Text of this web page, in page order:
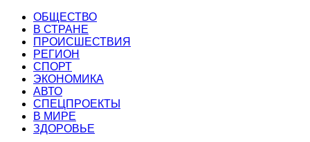
ОБЩЕСТВО
В СТРАНЕ
ПРОИСШЕСТВИЯ
РЕГИОН
CПОРТ
ЭКОНОМИКА
АВТО
СПЕЦПРОЕКТЫ
В МИРЕ
ЗДОРОВЬЕ